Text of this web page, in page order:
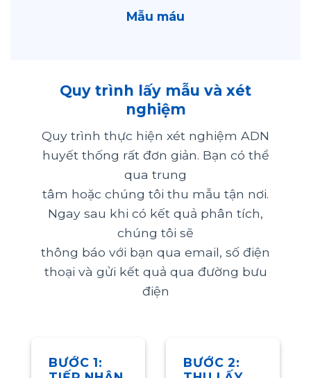
Mẫu máu
Quy trình lấy mẫu và xét
nghiệm
Quy trình thực hiện xét nghiệm ADN
huyết thống rất đơn giản. Bạn có thể
qua trung
tâm hoặc chúng tôi thu mẫu tận nơi.
Ngay sau khi có kết quả phân tích,
chúng tôi sẽ
thông báo với bạn qua email, số điện
thoại và gửi kết quả qua đường bưu
điện
BƯỚC 1:
BƯỚC 2: